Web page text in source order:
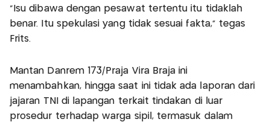
“Isu dibawa dengan pesawat tertentu itu tidaklah
benar. Itu spekulasi yang tidak sesuai fakta,” tegas
Frits.
Mantan Danrem 173/Praja Vira Braja ini
menambahkan, hingga saat ini tidak ada laporan dari
jajaran TNI di lapangan terkait tindakan di luar
prosedur terhadap warga sipil, termasuk dalam